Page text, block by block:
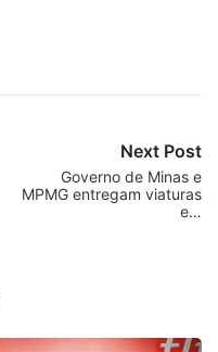
Next Post
Governo de Minas e
MPMG entregam viaturas
e…